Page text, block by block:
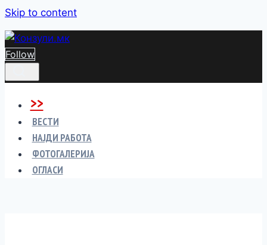
Skip to content
Follow
>>
ВЕСТИ
НАЈДИ РАБОТА
ФОТОГАЛЕРИЈА
ОГЛАСИ